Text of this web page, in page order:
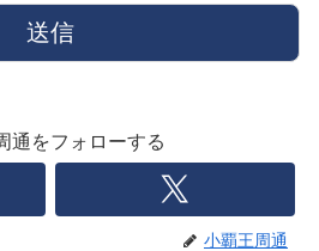
通をフォローする
小覇王周通